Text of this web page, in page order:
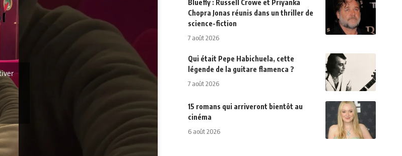
Bluefly : Russell Crowe et Priyanka
Chopra Jonas réunis dans un thriller de
science-fiction
7 août 2026
Qui était Pepe Habichuela, cette
légende de la guitare flamenca ?
7 août 2026
15 romans qui arriveront bientôt au
cinéma
6 août 2026